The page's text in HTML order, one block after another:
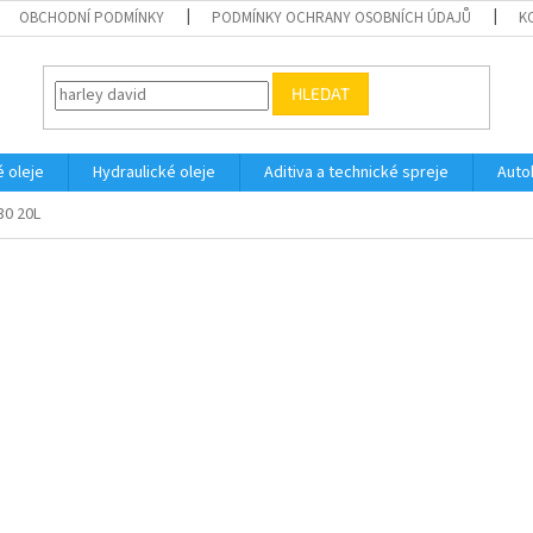
OBCHODNÍ PODMÍNKY PODMÍNKY OCHRANY OSOBNÍCH ÚDAJŮ
HLEDAT
oleje Hydraulické oleje Aditiva a technické spreje
20L